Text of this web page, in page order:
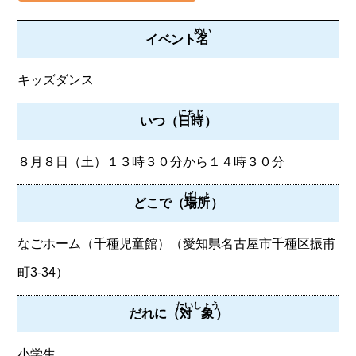
イベント名
めい
キッズダンス
いつ（日時
にちじ
）
８月８日（土）１３時３０分から１４時３０分
どこで（場所
ばしょ
）
なごホーム（千種児童館）（愛知県名古屋市千種区振甫
町3-34）
だれに（対象
たいしょう
）